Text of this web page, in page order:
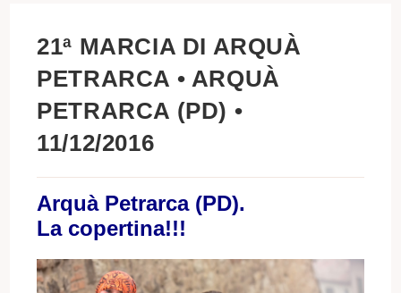
21ª MARCIA DI ARQUÀ
PETRARCA • ARQUÀ
PETRARCA (PD) •
11/12/2016
Arquà Petrarca (PD).
La copertina!!!